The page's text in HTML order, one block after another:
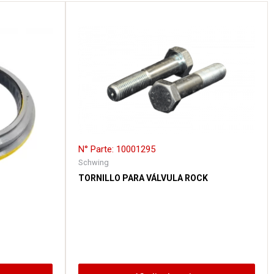
N° Parte: 10001295
Schwing
TORNILLO PARA VÁLVULA ROCK